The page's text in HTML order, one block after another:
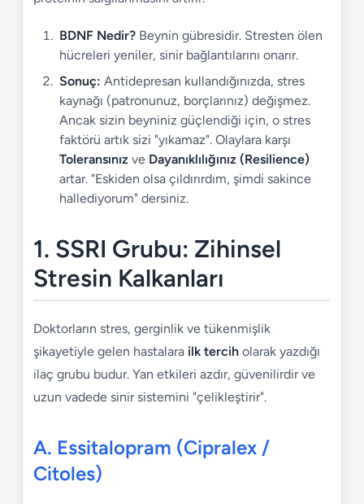
BDNF Nedir? Beynin gübresidir. Stresten ölen
hücreleri yeniler, sinir bağlantılarını onarır.
Sonuç: Antidepresan kullandığınızda, stres
kaynağı (patronunuz, borçlarınız) değişmez.
Ancak sizin beyniniz güçlendiği için, o stres
faktörü artık sizi "yıkamaz". Olaylara karşı
Toleransınız ve Dayanıklılığınız (Resilience)
artar. "Eskiden olsa çıldırırdım, şimdi sakince
hallediyorum" dersiniz.
1. SSRI Grubu: Zihinsel
Stresin Kalkanları
Doktorların stres, gerginlik ve tükenmişlik
şikayetiyle gelen hastalara ilk tercih olarak yazdığı
ilaç grubu budur. Yan etkileri azdır, güvenilirdir ve
uzun vadede sinir sistemini "çelikleştirir".
A. Essitalopram (Cipralex /
Citoles)